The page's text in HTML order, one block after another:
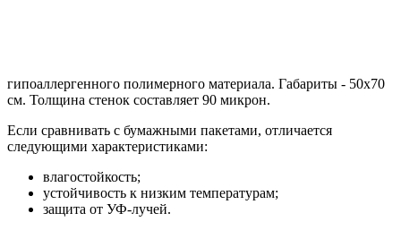
гипоаллергенного полимерного материала. Габариты - 50х70
см. Толщина стенок составляет 90 микрон.
Если сравнивать с бумажными пакетами, отличается
следующими характеристиками:
влагостойкость;
устойчивость к низким температурам;
защита от УФ-лучей.